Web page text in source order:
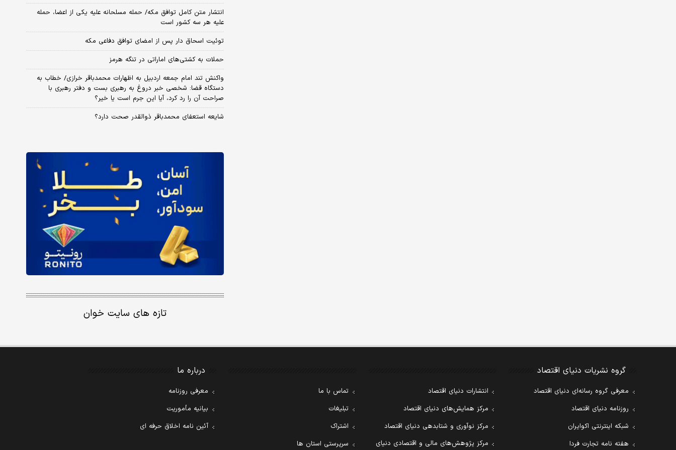
انتشار متن کامل توافق مکه/ حمله مسلحانه علیه یکی از اعضا، حمله
علیه هر سه کشور است
توئیت اسحاق دار پس از امضای توافق دفاعی مکه
حملات به کشتی‌های اماراتی در تنگه هرمز
واکنش تند امام جمعه اردبیل به اظهارات محمدباقر خرازی/ خطاب به
دستگاه قضا: شخصی خبر دروغ به رهبری بست و دفتر رهبری با
صراحت آن را رد کرد، آیا این جرم است یا خیر؟
شایعه استعفای محمدباقر ذوالقدر صحت دارد؟
تازه های سایت خوان
گروه نشریات دنیای اقتصاد
معرفی گروه رسانه‌ای دنیای اقتصاد
روزنامه دنیای اقتصاد
شبکه اینترنتی اکوایران
هفته نامه تجارت فردا
انتشارات دنیای اقتصاد
مرکز همایش‌های دنیای اقتصاد
مرکز نوآوری و شتابدهی دنیای اقتصاد
مرکز پژوهش‌های مالی و اقتصادی دنیای
تماس با ما
تبلیغات
اشتراک
سرپرستی استان ها
درباره ما
معرفی روزنامه
بیانیه مأموریت
آئین نامه اخلاق حرفه ای